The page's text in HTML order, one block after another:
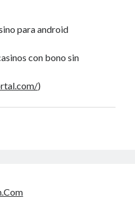
para android
con bono sin
)